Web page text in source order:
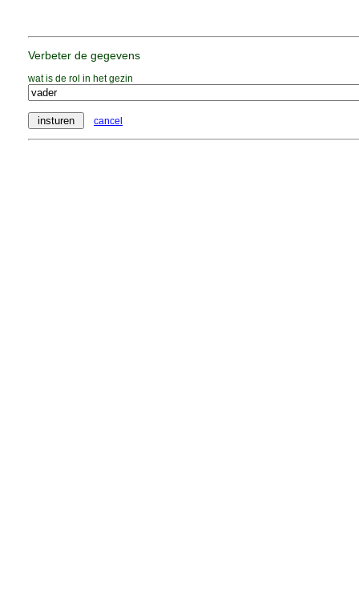
Verbeter de gegevens
wat is de rol in het gezin
cancel